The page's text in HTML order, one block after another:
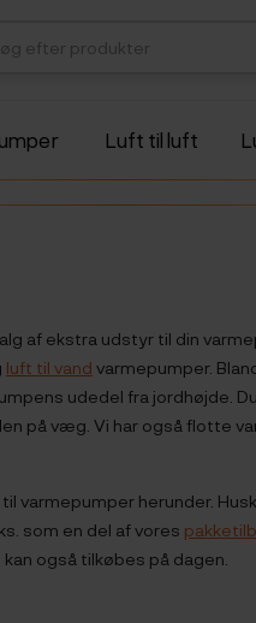
Luft til luft
af ekstra udstyr til din
luft til vand varmepumper.
udedel fra jordhøjde.
på væg. Vi har også flotte
varmepumper herunder.
som en del af vores
også tilkøbes på dagen.